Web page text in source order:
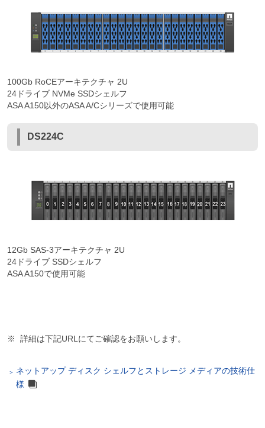
100Gb RoCEアーキテクチャ 2U
24ドライブ NVMe SSDシェルフ
ASA A150以外のASA A/Cシリーズで使用可能
DS224C
12Gb SAS-3アーキテクチャ 2U
24ドライブ SSDシェルフ
ASA A150で使用可能
詳細は下記URLにてご確認をお願いします。
ネットアップ ディスク シェルフとストレージ メディアの技術仕
様